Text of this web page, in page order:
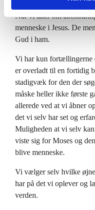
Gud er stadig den
Når vi taler om
menneske i Jesus. De
Gud i ham.
Vi har kun fortællingerne
er overladt til en fortidig
stadigvæk for den der
måske heller ikke første
allerede ved at vi åbner
det vi selv har set og
Muligheden at vi selv
viste sig for Moses og
blive menneske.
Vi vælger selv hvilke
har på det vi oplever og
verden.